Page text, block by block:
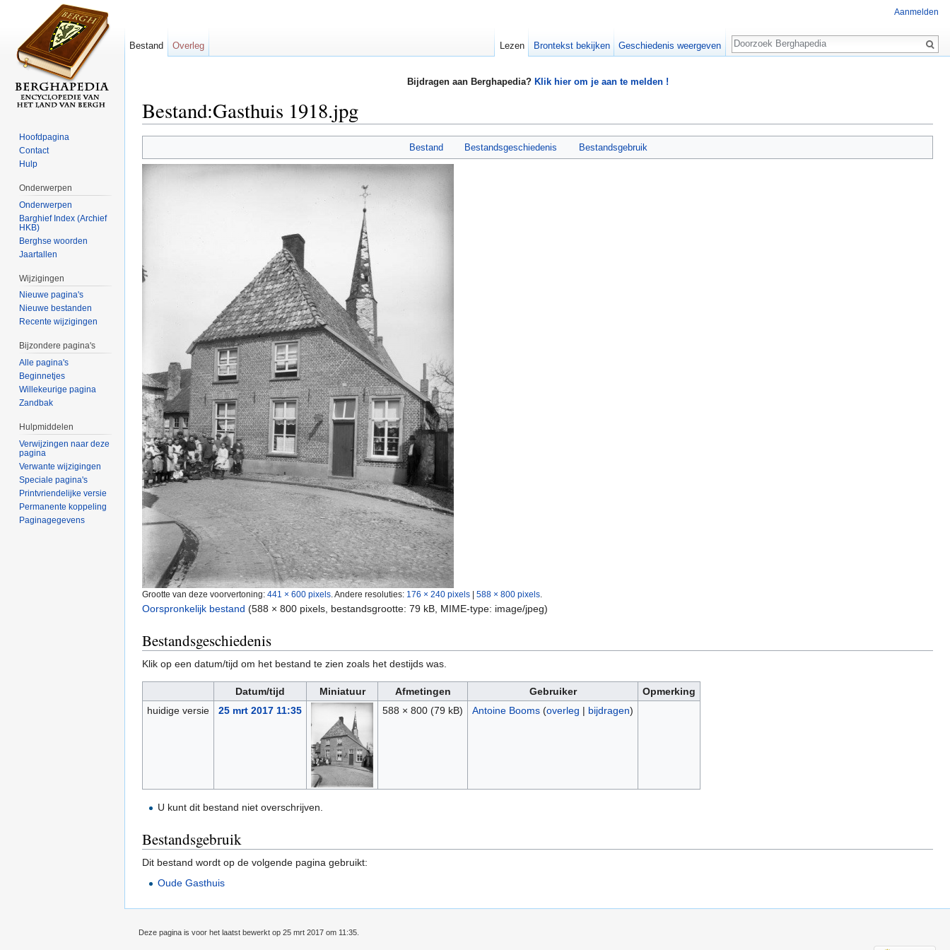
Bijdragen aan Berghapedia? Klik hier om je aan te melden !
Bestand:Gasthuis 1918.jpg
Bestand Bestandsgeschiedenis Bestandsgebruik
Grootte van deze voorvertoning: 441 × 600 pixels Andere resoluties: 176 × 240 pixels | 588 × 800 pixels
Oorspronkelijk bestand (588 × 800 pixels, bestandsgrootte: 79 kB, MIME-type: image/jpeg)
Bestandsgeschiedenis
Klik op een datum/tijd om het bestand te zien zoals het destijds was.
Datum/tijd Miniatuur Afmetingen Gebruiker
Opmerking
huidige versie
25 mrt 2017 11:35 588 × 800 (79 kB) Antoine Booms (overleg | bijdragen)
U kunt dit bestand niet overschrijven.
Bestandsgebruik
Dit bestand wordt op de volgende pagina gebruikt:
Oude Gasthuis
Aanmelden
Bestand Overleg Lezen Brontekst bekijken Geschiedenis weergeven
Zoeken
Hoofdpagina
Contact
Hulp
Onderwerpen
Onderwerpen
Barghief Index (Archief
HKB)
Berghse woorden
Jaartallen
Wijzigingen
Nieuwe pagina's
Nieuwe bestanden
Recente wijzigingen
Bijzondere pagina's
Alle pagina's
Beginnetjes
Willekeurige pagina
Zandbak
Hulpmiddelen
Verwijzingen naar deze
pagina
Verwante wijzigingen
Speciale pagina's
Printvriendelijke versie
Permanente koppeling
Paginagegevens
Deze pagina is voor het laatst bewerkt op 25 mrt 2017 om 11:35.